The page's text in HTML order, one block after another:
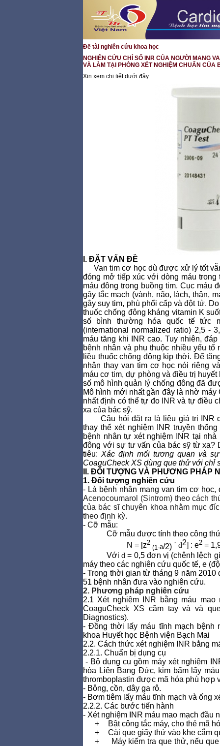
Đề tài nghiên cứu khoa học
NGHIÊN CỨU CHỈ SỐ INR CỦA NGƯỜI MANG
VÀ LÀM TẠI PHÒNG XÉT NGHIỆM CHUẨN CỦA
Xin xem chi tiết dưới đây
I. ĐẶT VẤN ĐỀ
Van tim cơ học dù được xử lý tốt
đóng mở tiếp xúc với dòng máu trong
máu đông trong buồng tim. Cục máu
gây tắc mạch (vành, não, lách, thận,
gây suy tim, phù phổi cấp và đột tử.
thuốc chống đông kháng vitamin K
số bình thường hóa quốc tế tức
(international normalized ratio) 2,5 -
máu tăng khi INR cao. Tuy nhiên,
bệnh nhân và phụ thuộc nhiều yếu
liều thuốc chống đông kịp thời. Để
nhân thay van tim cơ học nói riêng
máu cơ tim, dự phòng và điều trị
số mô hình quản lý chống đông đã
Mô hình mới nhất gần đây là nhờ
nhất định có thể tự đo INR và tự điều
xa của bác sỹ.
Câu hỏi đặt ra là
liệu giá trị INR
thay thế xét nghiệm INR truyền
bệnh nhân tự xét nghiệm INR tại
đông với sự tư vấn của bác sỹ từ xa?
tiêu: Xác định mối tương quan và
CoaguCheck XS dùng que thử với chỉ
II. ĐỐI TƯỢNG VÀ PHƯƠNG PHÁP
1. Đối tượng nghiên cứu
- Là bệnh nhân mang van tim cơ
Acenocoumarol (Sintrom) theo cách
của bác sĩ chuyên khoa nhằm mục
theo định kỳ.
- Cỡ mẫu:
Cỡ mẫu được tính theo công
N = [z2
(1-a/2) ´ d2] : e2=
Vớid = 0,5 đơn vị (chênh lệch
máy theo các nghiên cứu quốc tế, e
- Trong thời gian từ tháng 9 năm
51 bệnh nhân đưa vào nghiên cứu.
2. Phương pháp nghiên cứu
2.1 Xét nghiệm INR bằng máu mao
CoaguCheck XS cầm tay vàvà
Diagnostics).
- Đồng thời lấy máu tĩnh mạch bệnh
khoa Huyết học Bệnh viện Bạch Mai
2.2. Cách thức xét nghiệm INR bằng
2.2.1. Chuẩn bị dụng cụ
- Bộ dụng cụ gồm máy xét nghiệm
hòa Liên Bang Đức, kim bấm lấy
thromboplastin được mã hóa phù hợp
- Bông, cồn, dây ga rô.
- Bơm tiêm lấy máu tĩnh mạch và ống
2.2.2. Các bước tiến hành
- Xét nghiệm INR máu mao mạch đầu
+
Bật công tắc máy, cho thẻ mã
+
Cài que giấy thử vào khe cắm
+
Máy kiểm tra que thử, nếu